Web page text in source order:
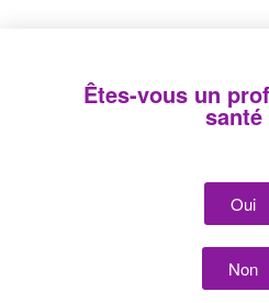
Êtes-vous un
santé
Oui
Non